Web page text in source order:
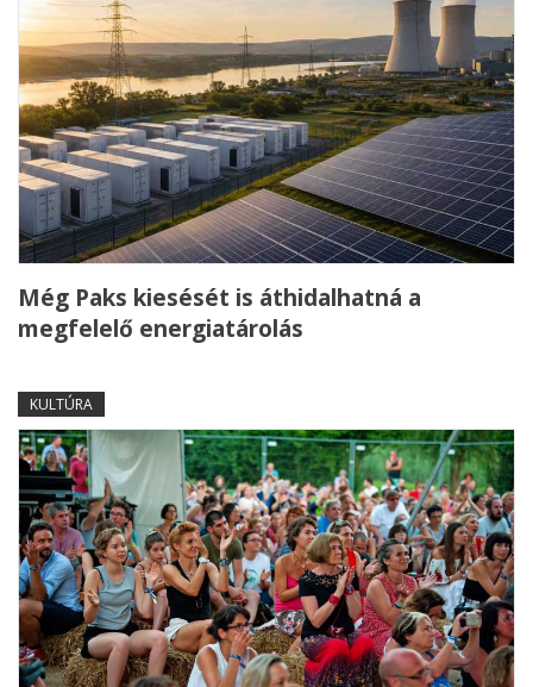
Még Paks kiesését is áthidalhatná a
megfelelő energiatárolás
KULTÚRA